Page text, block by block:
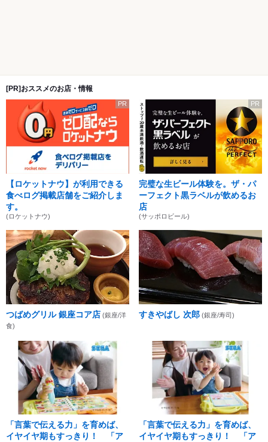
[PR]おススメのお店・情報
PR
【ロケットナウ】が利用できる
食べログ掲載店舗をご紹介しま
す。
(ロケットナウ)
PR
完璧な生ビール体験を。ザ・パ
ーフェクト黒ラベルが飲めるお
店
(サッポロビール)
つばめグリル 銀座コア店 (銀座/洋
食)
すきやばし 次郎 (銀座/寿司)
「言葉で伝える力」を育めば、
イヤイヤ期もすっきり！ 「ア
「言葉で伝える力」を育めば、
イヤイヤ期もすっきり！ 「ア